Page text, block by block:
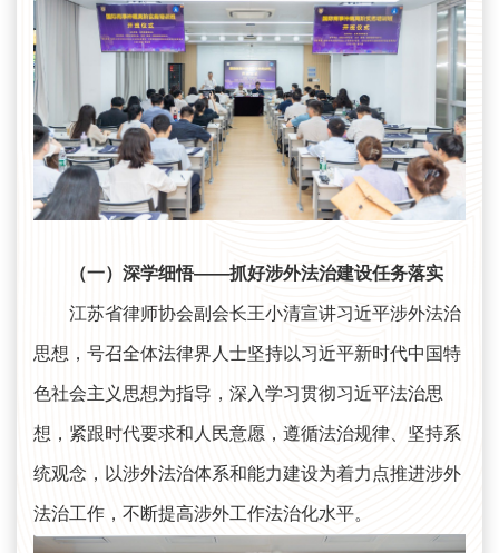
（一）深学细悟——抓好涉外法治建设任务落实
江苏省律师协会副会长王小清宣讲习近平涉外法治
思想，号召全体法律界人士坚持以习近平新时代中国特
色社会主义思想为指导，深入学习贯彻习近平法治思
想，紧跟时代要求和人民意愿，遵循法治规律、坚持系
统观念，以涉外法治体系和能力建设为着力点推进涉外
法治工作，不断提高涉外工作法治化水平。